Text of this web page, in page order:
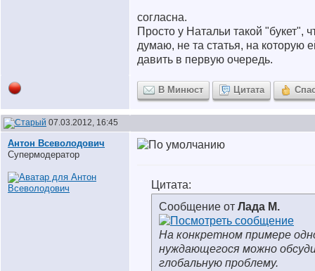
согласна.
Просто у Натальи такой "букет",
думаю, не та статья, на которую
давить в первую очередь.
В Минюст Цитата
07.03.2012, 16:45
Антон Всеволодович
Супермодератор
Цитата:
Сообщение от Лада М.
На конкретном примере
нуждающегося можно
глобальную проблему.